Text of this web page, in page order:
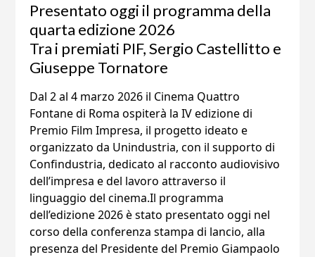
Presentato oggi il programma della
quarta edizione 2026
Tra i premiati PIF, Sergio Castellitto e
Giuseppe Tornatore
Dal 2 al 4 marzo 2026 il Cinema Quattro
Fontane di Roma ospiterà la IV edizione di
Premio Film Impresa, il progetto ideato e
organizzato da Unindustria, con il supporto di
Confindustria, dedicato al racconto audiovisivo
dell’impresa e del lavoro attraverso il
linguaggio del cinema.Il programma
dell’edizione 2026 è stato presentato oggi nel
corso della conferenza stampa di lancio, alla
presenza del Presidente del Premio Giampaolo